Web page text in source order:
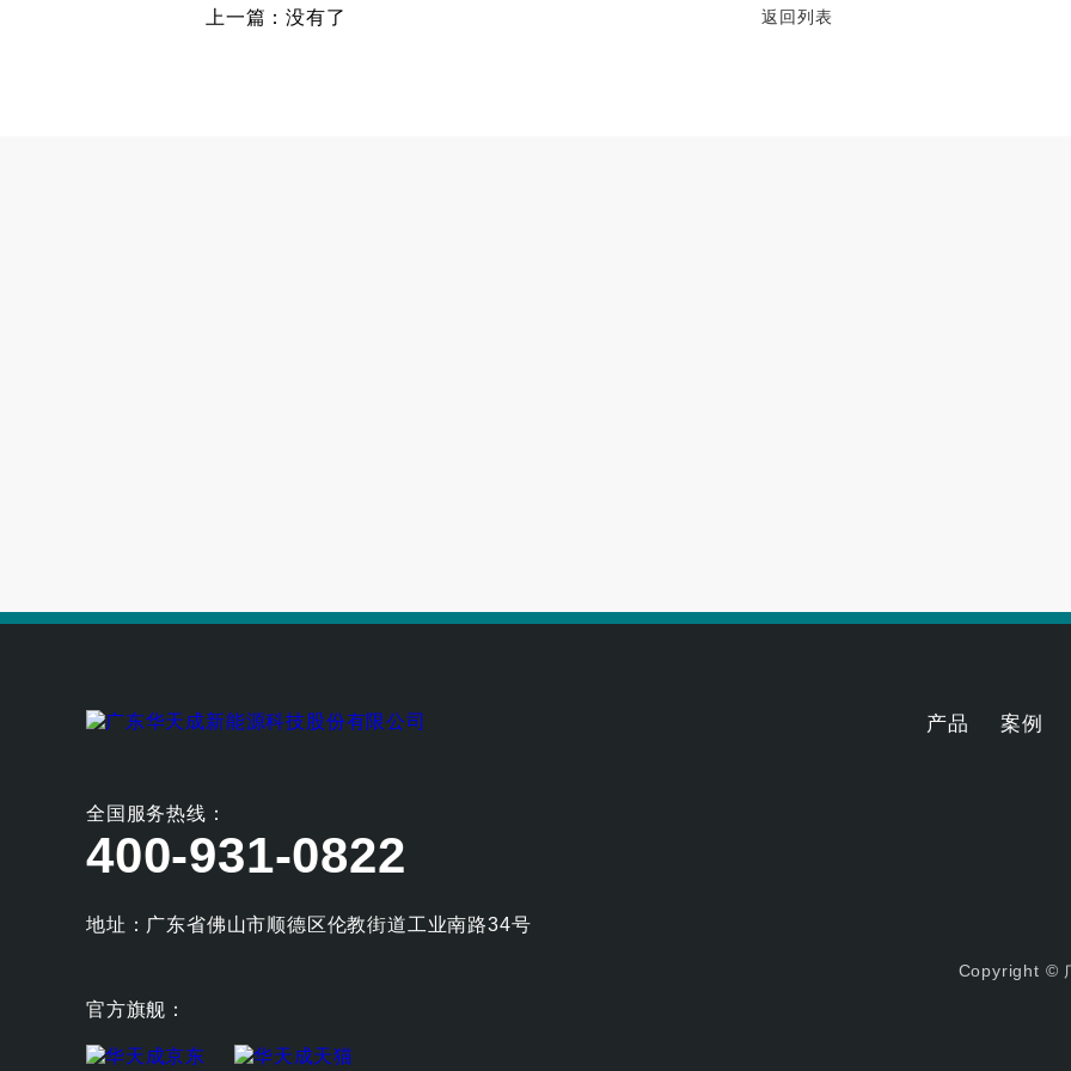
上一篇：没有了 返回列表
全国服务热线：
400-931-0822
地址：广东省佛山市顺德区伦教街道工业南路34号
官方旗舰：
产品 案例
Copyright ©